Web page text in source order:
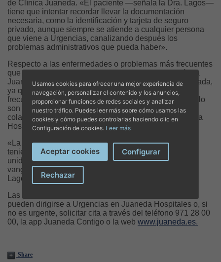
de Clínica Juaneda. «El paciente —señala la Dra. Lagos—
tiene que intentar recordar llevar la documentación
necesaria, como la identificación y tarjeta de seguro
privado, aunque siempre se atiende a cualquier persona
que viene a Urgencias, canalizando después los
problemas administrativos que pueda haber».
Respecto a las enfermedades o problemas más frecuentes
que se atienden en el Servicio de Urgencias de Clínica
Juaneda, la Dra. Lagos señala que «varían por temporada,
ya que los traumatismos e intoxicaciones son más
frecuentes en verano y las enfermedades respiratorias lo
son en invierno». El servicio cuenta con una estrecha
colaboración con las ambulancias urgentes de Juaneda
Hospitales.
«La humanización ante el paciente y su enfermedad,
teniendo muy presente que "curar empieza en cuidar",
unida a la excelencia profesional y la tecnología de
vanguardia es lo que nos mueve», concluye la Dra.
Lagos.
Las personas interesadas en acceder a este servicio
pueden dirigirse a Urgencias en Juaneda Hospitales o, si
no es urgente, solicitar cita a través del teléfono 971 28 00
00, la app Juaneda Contigo o la web www.juaneda.es.
Share
Usamos cookies para ofrecer una mejor experiencia de
navegación, personalizar el contenido y los anuncios,
proporcionar funciones de redes sociales y analizar
nuestro tráfico. Puedes leer más sobre cómo usamos las
cookies y cómo puedes controlarlas haciendo clic en
Configuración de cookies. Leer más
Aceptar cookies Configurar
Rechazar